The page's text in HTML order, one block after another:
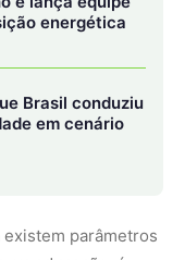
Social,
Ele anunciou
da Fome da
Alimentação e